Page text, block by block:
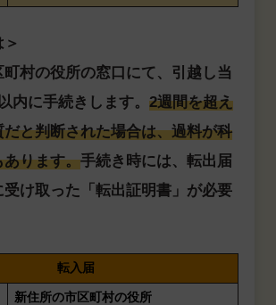
村の役所の窓口にて、引越し当
内に手続きします。 2週間を超え
と判断された場合は、過料が科
ります。手続き時には、転出届
受け取った「転出証明書」が必要
転入届
新住所の市区町村の役所